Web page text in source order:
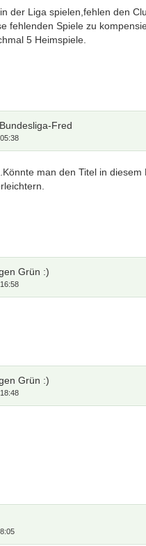
der Liga spielen,fehlen den
fehlenden Spiele zu
5 Heimspiele.
Fred
man den Titel in
Grün :)
Grün :)